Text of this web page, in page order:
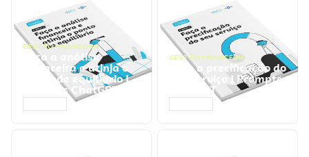
GESTÃO FINANCEIRA
Faça a análise
financeira e atinja o
ponto de equilíbrio |
Prompts ChatGPT
GESTÃO FINANCEIRA
Faça a precificação do
seu serviço | Prompts
ChatGPT